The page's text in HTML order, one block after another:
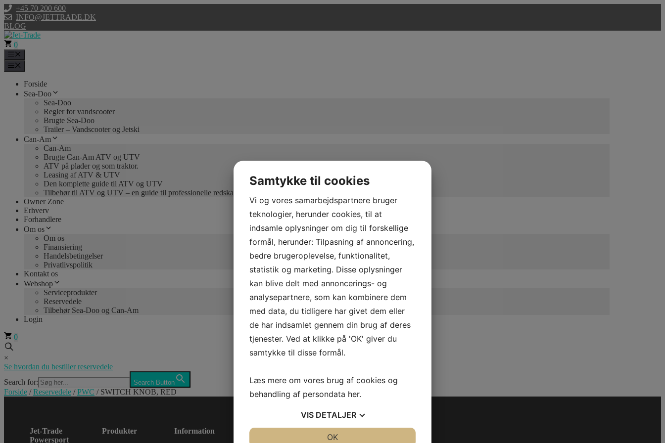
Hop
til
indhold
+45 70 200 600
INFO@JETTRADE.DK
BLOG
0
Forside
Sea-Doo
Sea-Doo
Regler for vandscooter
Brugte Sea-Doo
Trailer – Vandscooter og Jetski
Can-Am
Can-Am
Brugte Can-Am ATV og UTV
ATV på plader og som traktor.
Leasing af ATV & UTV
Den komplette guide til ATV og UTV
Tilbehør til ATV og UTV – en guide til professionelle redskaber og maksimal kapacitet
Owner Zone
Erhverv
Forhandlere
Om os
Om os
Finansiering
Handelsbetingelser
Privatlivspolitik
Kontakt os
Webshop
Serviceprodukter
Reservedele
Tilbehør Sea-Doo og Can-Am
Login
0
×
Se hvordan du bestiller reservedele
Search for:
Search Button
Forside /Reservedele /PWC / SWITCH KNOB, RED
SWITCH KNOB, RED
Model/Varenr.: 277001802
Jet-Trade
Powersport
Produkter Information Følg os
Samtykke til cookies
Vi og vores samarbejdspartnere bruger
teknologier, herunder cookies, til at
indsamle oplysninger om dig til forskellige
formål, herunder: Tilpasning af annoncering,
bedre brugeroplevelse, funktionalitet,
statistik og marketing. Disse oplysninger
kan blive delt med annoncerings- og
analysepartnere, som kan kombinere dem
med data, du tidligere har givet dem eller
de har indsamlet gennem din brug af deres
tjenester. Ved at klikke på 'OK' giver du
samtykke til disse formål.
Læs mere om vores brug af cookies og
behandling af persondata her.
VIS DETALJER
OK